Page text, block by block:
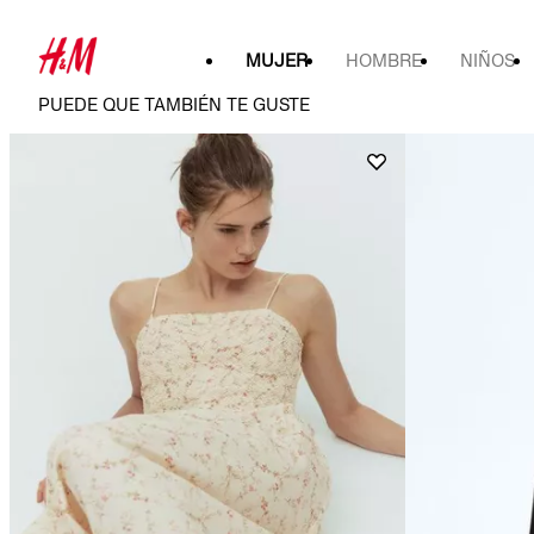
MUJER HOMBRE NIÑOS
PUEDE QUE TAMBIÉN TE GUSTE